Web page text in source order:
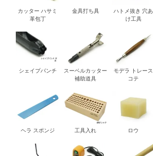
カッター ハサミ
革包丁
金具打ち具
ハトメ抜き 穴あ
け工具
シェイプパンチ
スーベルカッター
補助道具
モデラ トレース
コテ
ヘラ スポンジ 工具入れ ロウ